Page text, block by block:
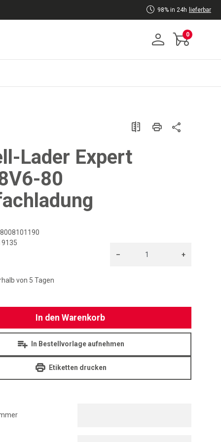
98% in 24h lieferbar
0
Lader Expert
80
8008101190
von 5 Tagen
– +
In den Warenkorb
In Bestellvorlage aufnehmen
Etiketten drucken